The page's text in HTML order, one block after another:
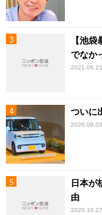
【池
でなか
2021.06.21
ついに
2026.08.03
日本が
由
2020.10.27